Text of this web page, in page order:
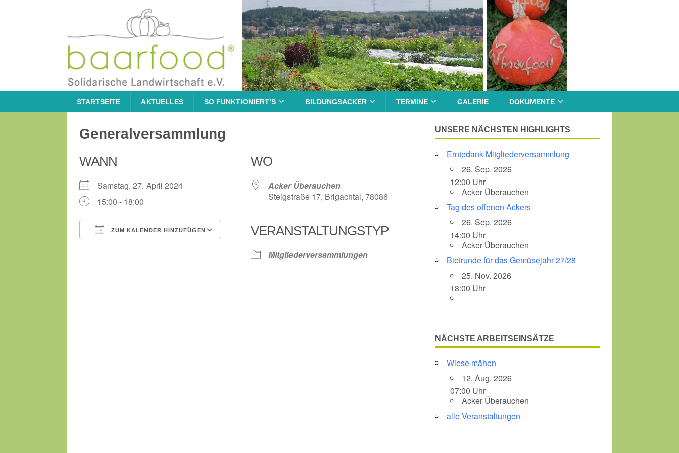
STARTSEITE AKTUELLES SO FUNKTIONIERT’S BILDUNGSACKER TERMINE GALERIE DOKUMENTE
Generalversammlung
WANN
Samstag, 27. April 2024
15:00 - 18:00
ZUM KALENDER HINZUFÜGEN
Google Kalender Office 365
WO
Acker Überauchen
Steigstraße 17, Brigachtal, 78086
VERANSTALTUNGSTYP
Mitgliederversammlungen
UNSERE NÄCHSTEN HIGHLIGHTS
Erntedank-Mitgliederversammlung
26. Sep. 2026
12:00 Uhr
Acker Überauchen
Tag des offenen Ackers
26. Sep. 2026
14:00 Uhr
Acker Überauchen
Bietrunde für das Gemüsejahr 27/28
25. Nov. 2026
18:00 Uhr
NÄCHSTE ARBEITSEINSÄTZE
Wiese mähen
12. Aug. 2026
07:00 Uhr
Acker Überauchen
alle Veranstaltungen